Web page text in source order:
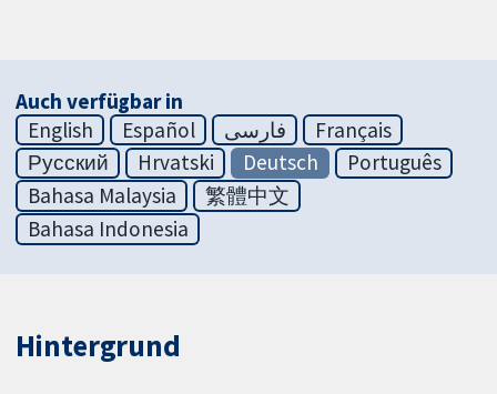
Auch verfügbar in
English
Español فارسی
Français
Русский
Hrvatski Deutsch
Português
Bahasa Malaysia
繁體中文
Bahasa Indonesia
Hintergrund